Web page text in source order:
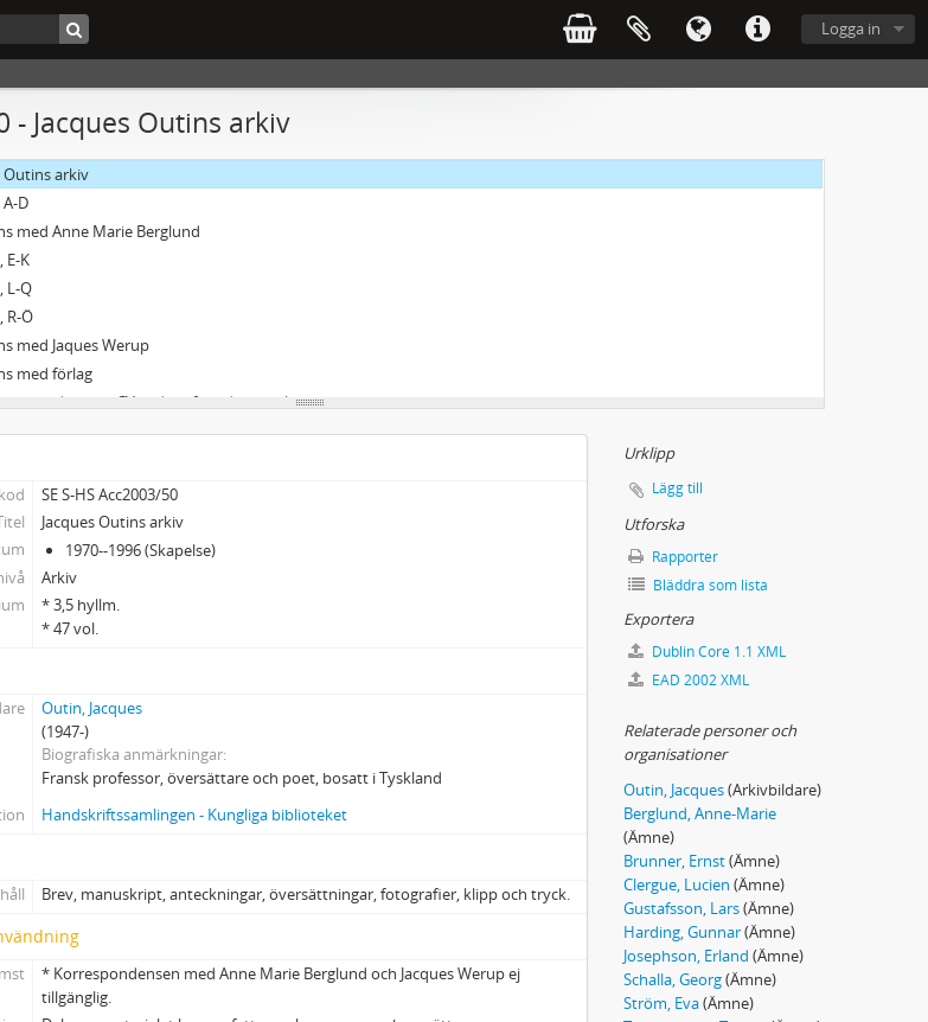
Logga in
- Jacques Outins arkiv
Outins arkiv
D
med Anne Marie Berglund
E-K
L-Q
R-Ö
med Jaques Werup
med förlag
inbjudningar, CV, oidentifierade brevskrivare
du Nord
du Nord
Franz Kafka, Heinreich von Kleist, Eva Ström
Oeuvre complètes I
Oeuvre complètes II och III
Pornografens död.
Pornografens död.
SE S-HS Acc2003/50
Jacques Outins arkiv
1970--1996 (Skapelse)
Arkiv
* 3,5 hyllm.
* 47 vol.
Outin, Jacques
(1947-)
Biografiska anmärkningar
Fransk professor, översättare och poet, bosatt i Tyskland
Handskriftssamlingen - Kungliga biblioteket
Brev, manuskript, anteckningar, översättningar, fotografier, klipp och tryck.
* Korrespondensen med Anne Marie Berglund och Jacques Werup ej
tillgänglig.
Urklipp
Lägg till
Utforska
Rapporter
Bläddra som lista
Exportera
Dublin Core 1.1 XML
EAD 2002 XML
Relaterade personer och
organisationer
Outin, Jacques(Arkivbildare)
Berglund, Anne-Marie
(Ämne)
Brunner, Ernst(Ämne)
Clergue, Lucien (Ämne)
Gustafsson, Lars(Ämne)
Harding, Gunnar(Ämne)
Josephson, Erland (Ämne)
Schalla, Georg(Ämne)
Ström, Eva(Ämne)